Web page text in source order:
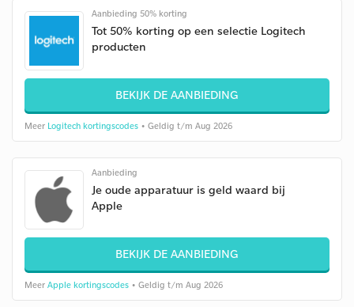
Aanbieding 50% korting
Tot 50% korting op een selectie Logitech
producten
BEKIJK DE AANBIEDING
Meer Logitech kortingscodes • Geldig t/m Aug 2026
Aanbieding
Je oude apparatuur is geld waard bij
Apple
BEKIJK DE AANBIEDING
Meer Apple kortingscodes • Geldig t/m Aug 2026